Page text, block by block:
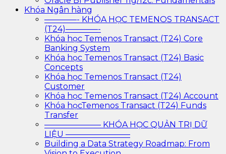
Khóa Ngân hàng
————- KHÓA HỌC TEMENOS TRANSACT
(T24)————-
Khóa học Temenos Transact (T24) Core
Banking System
Khóa học Temenos Transact (T24) Basic
Concepts
Khóa học Temenos Transact (T24)
Customer
Khóa học Temenos Transact (T24) Account
Khóa họcTemenos Transact (T24) Funds
Transfer
——————— KHÓA HỌC QUẢN TRỊ DỮ
LIỆU ————————
Building a Data Strategy Roadmap: From